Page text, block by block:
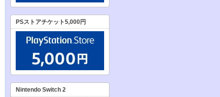
PSストアチケット5,000円
Nintendo Switch 2